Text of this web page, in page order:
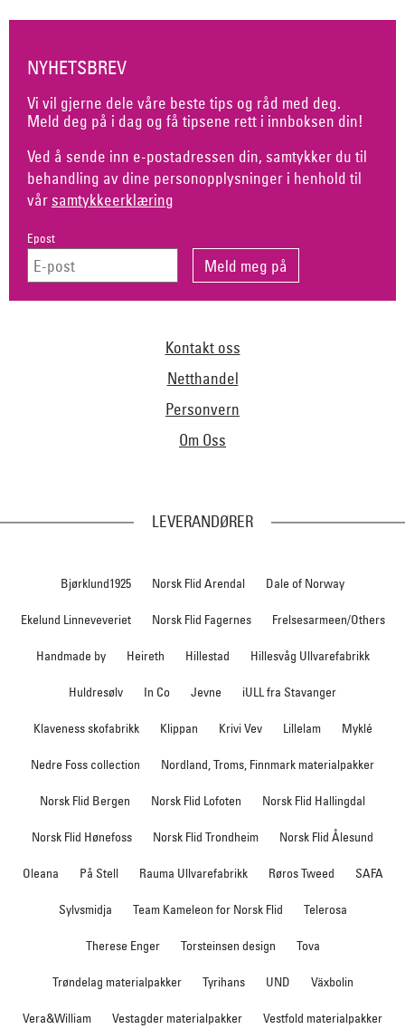
NYHETSBREV
Vi vil gjerne dele våre beste tips og råd med deg.
Meld deg på i dag og få tipsene rett i innboksen din!
Ved å sende inn e-postadressen din, samtykker du til
behandling av dine personopplysninger i henhold til
vår samtykkeerklæring
Epost
Kontakt oss
Netthandel
Personvern
Om Oss
LEVERANDØRER
Bjørklund1925 Norsk Flid Arendal Dale of Norway
Ekelund Linneveveriet Norsk Flid Fagernes Frelsesarmeen/Others
Handmade by Heireth Hillestad Hillesvåg Ullvarefabrikk
Huldresølv In Co Jevne iULL fra Stavanger
Klaveness skofabrikk Klippan Krivi Vev Lillelam Myklé
Nedre Foss collection Nordland, Troms, Finnmark materialpakker
Norsk Flid Bergen Norsk Flid Lofoten Norsk Flid Hallingdal
Norsk Flid Hønefoss Norsk Flid Trondheim Norsk Flid Ålesund
Oleana På Stell Rauma Ullvarefabrikk Røros Tweed SAFA
Sylvsmidja Team Kameleon for Norsk Flid Telerosa
Therese Enger Torsteinsen design Tova
Trøndelag materialpakker Tyrihans UND Växbolin
Vera&William Vestagder materialpakker Vestfold materialpakker